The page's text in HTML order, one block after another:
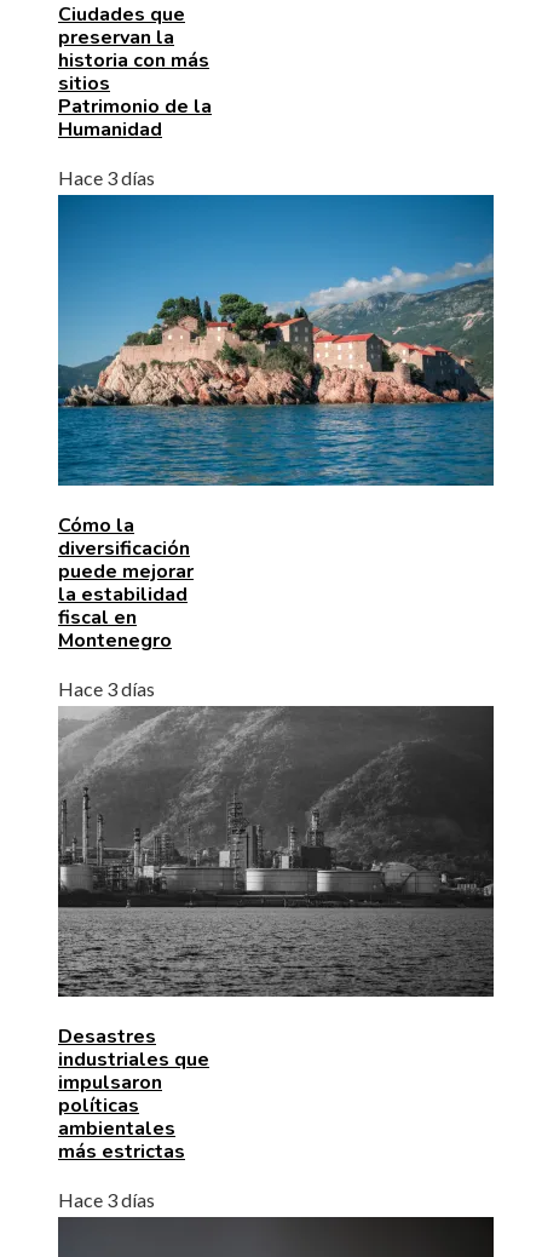
Ciudades que
preservan la
historia con más
sitios
Patrimonio de la
Humanidad
Hace 3 días
Cómo la
diversificación
puede mejorar
la estabilidad
fiscal en
Montenegro
Hace 3 días
Desastres
industriales que
impulsaron
políticas
ambientales
más estrictas
Hace 3 días